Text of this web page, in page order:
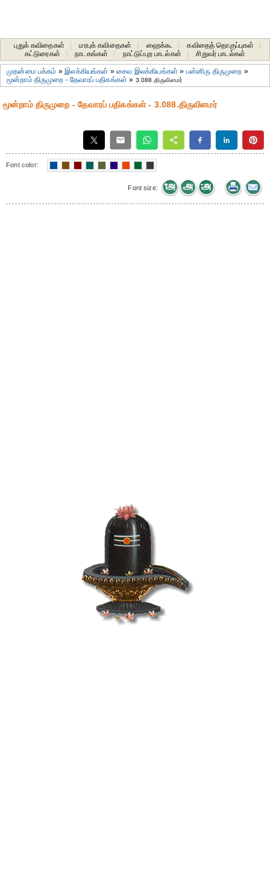
புதுக் கவிதைகள் மரபுக் கவிதைகள் ஹைக்கூ கவிதைத் தொகுப்புகள்
கட்டுரைகள்
நாடகங்கள் நாட்டுப்புற பாடல்கள் சிறுவர் பாடல்கள்
முதன்மை பக்கம் »இலக்கியங்கள் »சைவ இலக்கியங்கள் » பன்னிரு திருமுறை »
மூன்றாம் திருமுறை - தேவாரப் பதிகங்கள் » 3.088.திருவிளமர்
மூன்றாம் திருமுறை - தேவாரப் பதிகங்கள் - 3.088.திருவிளமர்
Font color:
Font size: